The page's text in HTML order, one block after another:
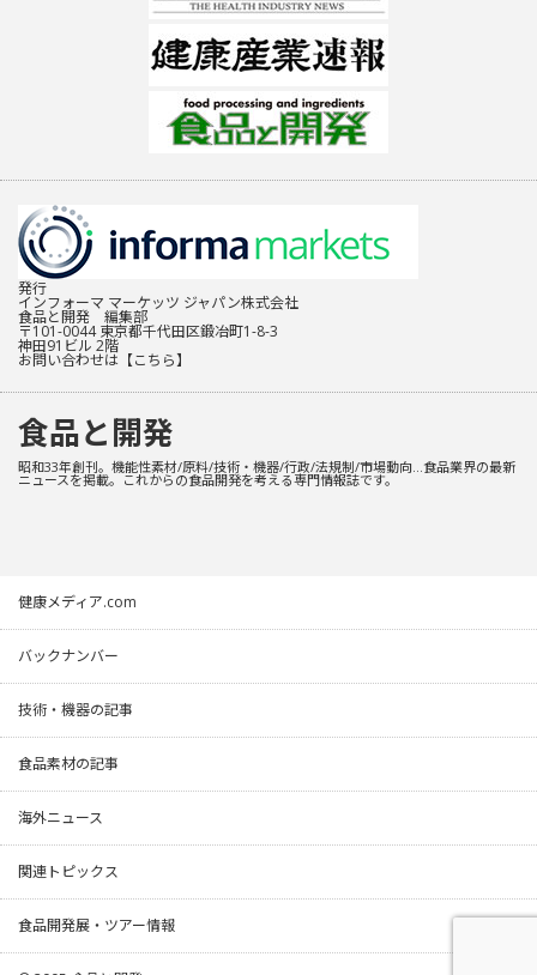
発行
インフォーマ マーケッツ ジャパン株式会社
食品と開発 編集部
〒101-0044 東京都千代田区鍛冶町1-8-3
神田91ビル 2階
お問い合わせは 【こちら】
食品と開発
昭和33年創刊。機能性素材/原料/技術・機器/行政/法規制/市場動向…食品業界の最新
ニュースを掲載。これからの食品開発を考える専門情報誌です。
健康メディア.com
バックナンバー
技術・機器の記事
食品素材の記事
海外ニュース
関連トピックス
食品開発展・ツアー情報